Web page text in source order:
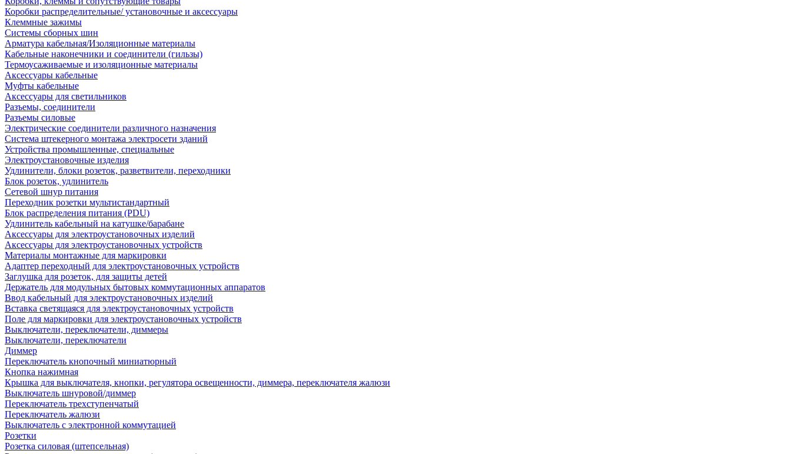
Коробки распределительные/ установочные и аксессуары
Клеммные зажимы
Системы сборных шин
Арматура кабельная/Изоляционные материалы
Кабельные наконечники и соединители (гильзы)
Термоусаживаемые и изоляционные материалы
Аксессуары кабельные
Муфты кабельные
Аксессуары для светильников
Разъемы, соединители
Разъемы силовые
Электрические соединители различного назначения
Система штекерного монтажа электросети зданий
Устройства промышленные, специальные
Электроустановочные изделия
Удлинители, блоки розеток, разветвители, переходники
Блок розеток, удлинитель
Сетевой шнур питания
Переходник розетки мультистандартный
Блок распределения питания (PDU)
Удлинитель кабельный на катушке/барабане
Аксессуары для электроустановочных изделий
Аксессуары для электроустановочных устройств
Материалы монтажные для маркировки
Адаптер переходный для электроустановочных устройств
Заглушка для розеток, для защиты детей
Держатель для модульных бытовых коммутационных аппаратов
Ввод кабельный для электроустановочных изделий
Вставка светящаяся для электроустановочных устройств
Поле для маркировки для электроустановочных устройств
Выключатели, переключатели, диммеры
Выключатели, переключатели
Диммер
Переключатель кнопочный миниатюрный
Кнопка нажимная
Крышка для выключателя, кнопки, регулятора освещенности, диммера, переключателя жалюзи
Выключатель шнуровой/диммер
Переключатель трехступенчатый
Переключатель жалюзи
Выключатель с электронной коммутацией
Розетки
Розетка силовая (штепсельная)